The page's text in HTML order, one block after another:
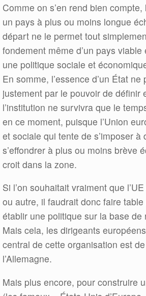
Comme on s’en rend bien
un pays à plus ou moins longue
départ ne le permet tout
fondement même d’un pays
une politique sociale et
En somme, l’essence d’un État
justement par le pouvoir de
l’institution ne survivra que le
en ce moment, puisque l’Union
et sociale qui tente de s’imposer
s’effondrer à plus ou moins brève
croit dans la zone.
Si l’on souhaitait vraiment que
ou autre, il faudrait donc faire
établir une politique sur la base de
Mais cela, les dirigeants
central de cette organisation est
l’Allemagne.
Mais plus encore, pour construire